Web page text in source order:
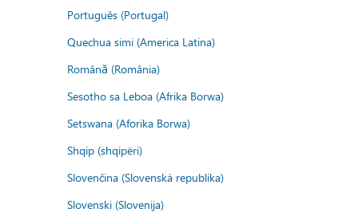
Português (Portugal)
Quechua simi (America Latina)
Română (România)
Sesotho sa Leboa (Afrika Borwa)
Setswana (Aforika Borwa)
Shqip (shqipëri)
Slovenčina (Slovenská republika)
Slovenski (Slovenija)